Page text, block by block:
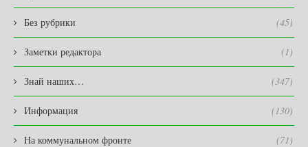
Без рубрики (45)
Заметки редактора (1)
Знай наших… (347)
Информация (130)
На коммунальном фронте (71)